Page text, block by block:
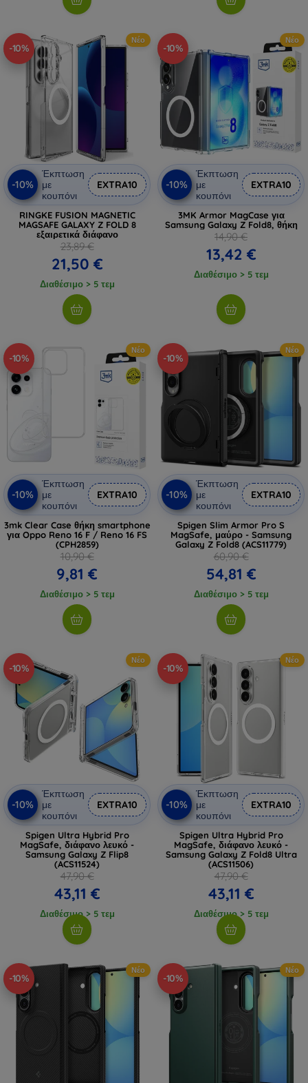
-10%
Νέο
-10%
Έκπτωση
με
κουπόνι
EXTRA10
RINGKE FUSION MAGNETIC
MAGSAFE GALAXY Z FOLD 8
εξαιρετικά διάφανο
23,89 €
21,50 €
Διαθέσιμο > 5 τεμ
-10%
Νέο
-10%
Έκπτωση
με
κουπόνι
EXTRA10
3MK Armor MagCase για
Samsung Galaxy Z Fold8, θήκη
14,90 €
13,42 €
Διαθέσιμο > 5 τεμ
-10%
Νέο
-10%
Έκπτωση
με
κουπόνι
EXTRA10
3mk Clear Case θήκη smartphone
για Oppo Reno 16 F / Reno 16 FS
(CPH2859)
10,90 €
9,81 €
Διαθέσιμο > 5 τεμ
-10%
Νέο
-10%
Έκπτωση
με
κουπόνι
EXTRA10
Spigen Slim Armor Pro S
MagSafe, μαύρο - Samsung
Galaxy Z Fold8 (ACS11779)
60,90 €
54,81 €
Διαθέσιμο > 5 τεμ
-10%
Νέο
-10%
Έκπτωση
με
κουπόνι
EXTRA10
Spigen Ultra Hybrid Pro
MagSafe, διάφανο λευκό -
Samsung Galaxy Z Flip8
(ACS11524)
47,90 €
43,11 €
Διαθέσιμο > 5 τεμ
-10%
Νέο
-10%
Έκπτωση
με
κουπόνι
EXTRA10
Spigen Ultra Hybrid Pro
MagSafe, διάφανο λευκό -
Samsung Galaxy Z Fold8 Ultra
(ACS11506)
47,90 €
43,11 €
Διαθέσιμο > 5 τεμ
-10%
Νέο
-10%
Νέο